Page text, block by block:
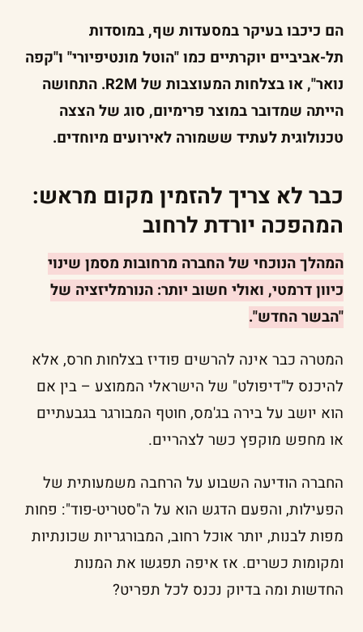
הם כיכבו בעיקר במסעדות שף, במוסדות
תל-אביביים יוקרתיים כמו "הוטל מונטיפיורי" ו"קפה
נואר", או בצלחות המעוצבות של R2M. התחושה
הייתה שמדובר במוצר פרימיום, סוג של הצצה
טכנולוגית לעתיד ששמורה לאירועים מיוחדים.
כבר לא צריך להזמין מקום מראש:
המהפכה יורדת לרחוב
המהלך הנוכחי של החברה מרחובות מסמן שינוי
כיוון דרמטי, ואולי חשוב יותר: הנורמליזציה של
"הבשר החדש".
המטרה כבר אינה להרשים פודיז בצלחות חרס, אלא
להיכנס ל"דיפולט" של הישראלי הממוצע – בין אם
הוא יושב על בירה בג'מס, חוטף המבורגר בגבעתיים
או מחפש מוקפץ כשר לצהריים.
החברה הודיעה השבוע על הרחבה משמעותית של
הפעילות, והפעם הדגש הוא על ה"סטריט-פוד": פחות
מפות לבנות, יותר אוכל רחוב, המבורגריות שכונתיות
ומקומות כשרים. אז איפה תפגשו את המנות
החדשות ומה בדיוק נכנס לכל תפריט?